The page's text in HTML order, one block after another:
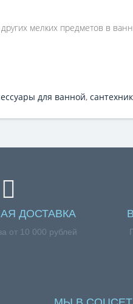
мелких предметов в
для ванной,
ДОСТАВКА
от 10 000 рублей